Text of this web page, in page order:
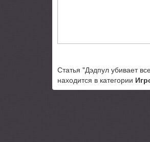
Статья "Дэдпул убивает
находится в категории